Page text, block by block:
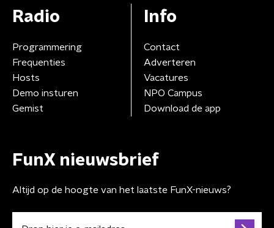
Radio
Programmering
Frequenties
Hosts
Demo insturen
Gemist
Info
Contact
Adverteren
Vacatures
NPO Campus
Download de app
FunX nieuwsbrief
Altijd op de hoogte van het laatste FunX-nieuws?